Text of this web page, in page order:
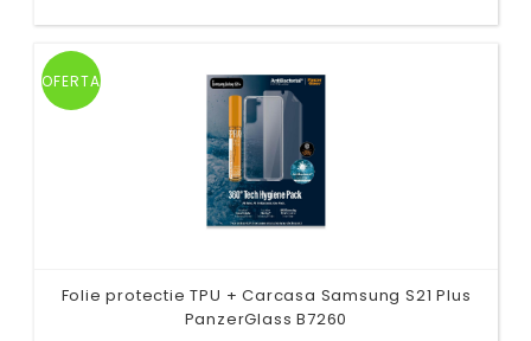
OFERTA
Folie protectie TPU + Carcasa Samsung S21 Plus
PanzerGlass B7260